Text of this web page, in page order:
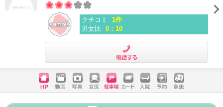
クチコミ
1件
男女比 0：10
ホームペ
ージ
動画 写真 女医 駐車場
クレジッ
トカード
入院 予約 急患